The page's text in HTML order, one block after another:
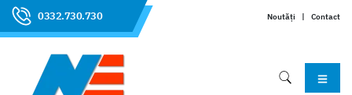
0332.730.730 Noutăți | Contact